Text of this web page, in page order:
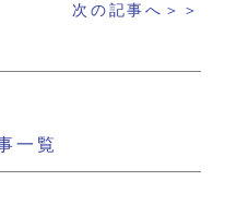
次の記事へ＞＞
一覧